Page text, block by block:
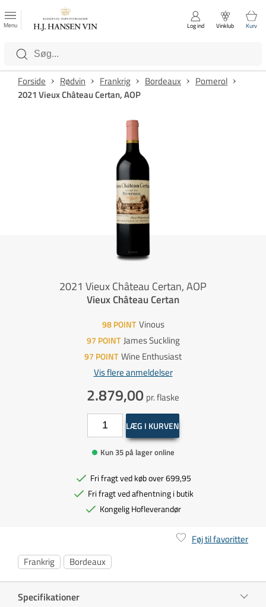
Luk
Kategorier
Menu Log ind Vinklub Kurv
Forside Rødvin Frankrig Bordeaux
Pomerol
2021 Vieux Château Certan, AOP
2021 Vieux Château Certan, AOP
Vieux Château Certan
98 POINT Vinous
97 POINT James Suckling
97 POINT Wine Enthusiast
Vis flere anmeldelser
2.879,00 pr. flaske
LÆG I KURVEN
Kun 35 på lager online
Fri fragt ved køb over 699,95
Fri fragt ved afhentning i butik
Kongelig Hofleverandør
Føj til favoritter
Frankrig
Bordeaux
Specifikationer